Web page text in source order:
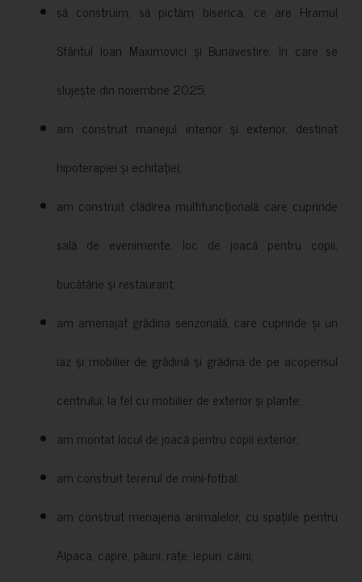
să construim, să pictăm biserica, ce are Hramul
Sfântul Ioan Maximovici și Bunavestire, în care se
slujește din noiembrie 2025;
am construit manejul interior și exterior, destinat
hipoterapiei și echitației;
am construit clădirea multifuncțională care cuprinde
sală de evenimente, loc de joacă pentru copii,
bucătărie și restaurant;
am amenajat grădina senzorială, care cuprinde și un
iaz și mobilier de grădină și grădina de pe acoperisul
centrului, la fel cu mobilier de exterior și plante;
am montat locul de joacă pentru copii exterior;
am construit terenul de mini-fotbal;
am construit menajeria animalelor, cu spațiile pentru
Alpaca, capre, păuni, rațe, iepuri, câini;